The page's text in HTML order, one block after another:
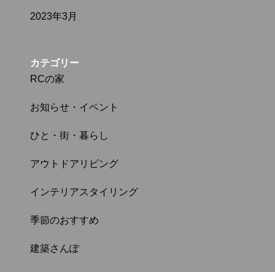
2023年3月
カテゴリー
RCの家
お知らせ・イベント
ひと・街・暮らし
アウトドアリビング
インテリアスタイリング
季節のおすすめ
建築さんぽ